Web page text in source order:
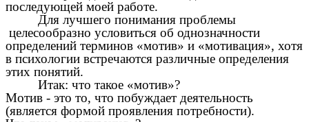
последующей моей работе.
Для лучшего понимания проблемы
целесообразно условиться об однозначности
определений терминов «мотив» и «мотивация», хотя
в психологии встречаются различные определения
этих понятий.
Итак: что такое «мотив»?
Мотив - это то, что побуждает деятельность
(является формой проявления потребности).